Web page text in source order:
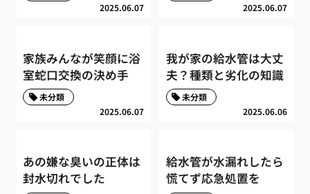
2025.06.07 2025.06.07
家族みんなが笑顔に浴
室蛇口交換の決め手
2025.06.07
未分類
我が家の給水管は大丈
夫？種類と劣化の知識
2025.06.06
未分類
あの嫌な臭いの正体は
封水切れでした
給水管が水漏れしたら
慌てず応急処置を